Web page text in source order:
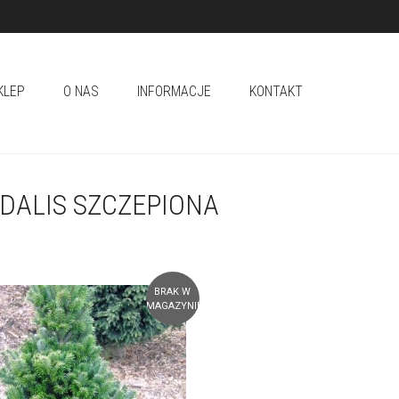
O NAS INFORMACJE KONTAKT
SZCZEPIONA
BRAK W
MAGAZYNIE